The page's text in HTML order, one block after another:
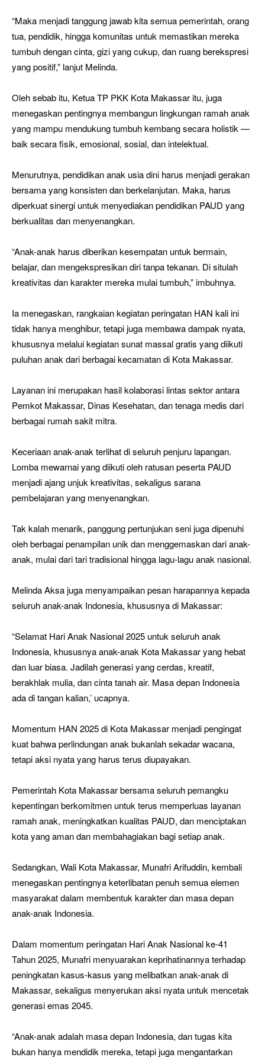
“Maka menjadi tanggung jawab kita semua pemerintah, orang
tua, pendidik, hingga komunitas untuk memastikan mereka
tumbuh dengan cinta, gizi yang cukup, dan ruang berekspresi
yang positif,” lanjut Melinda.
Oleh sebab itu, Ketua TP PKK Kota Makassar itu, juga
menegaskan pentingnya membangun lingkungan ramah anak
yang mampu mendukung tumbuh kembang secara holistik —
baik secara fisik, emosional, sosial, dan intelektual.
Menurutnya, pendidikan anak usia dini harus menjadi gerakan
bersama yang konsisten dan berkelanjutan. Maka, harus
diperkuat sinergi untuk menyediakan pendidikan PAUD yang
berkualitas dan menyenangkan.
“Anak-anak harus diberikan kesempatan untuk bermain,
belajar, dan mengekspresikan diri tanpa tekanan. Di situlah
kreativitas dan karakter mereka mulai tumbuh,” imbuhnya.
Ia menegaskan, rangkaian kegiatan peringatan HAN kali ini
tidak hanya menghibur, tetapi juga membawa dampak nyata,
khususnya melalui kegiatan sunat massal gratis yang diikuti
puluhan anak dari berbagai kecamatan di Kota Makassar.
Layanan ini merupakan hasil kolaborasi lintas sektor antara
Pemkot Makassar, Dinas Kesehatan, dan tenaga medis dari
berbagai rumah sakit mitra.
Keceriaan anak-anak terlihat di seluruh penjuru lapangan.
Lomba mewarnai yang diikuti oleh ratusan peserta PAUD
menjadi ajang unjuk kreativitas, sekaligus sarana
pembelajaran yang menyenangkan.
Tak kalah menarik, panggung pertunjukan seni juga dipenuhi
oleh berbagai penampilan unik dan menggemaskan dari anak-
anak, mulai dari tari tradisional hingga lagu-lagu anak nasional.
Melinda Aksa juga menyampaikan pesan harapannya kepada
seluruh anak-anak Indonesia, khususnya di Makassar:
“Selamat Hari Anak Nasional 2025 untuk seluruh anak
Indonesia, khususnya anak-anak Kota Makassar yang hebat
dan luar biasa. Jadilah generasi yang cerdas, kreatif,
berakhlak mulia, dan cinta tanah air. Masa depan Indonesia
ada di tangan kalian,’ ucapnya.
Momentum HAN 2025 di Kota Makassar menjadi pengingat
kuat bahwa perlindungan anak bukanlah sekadar wacana,
tetapi aksi nyata yang harus terus diupayakan.
Pemerintah Kota Makassar bersama seluruh pemangku
kepentingan berkomitmen untuk terus memperluas layanan
ramah anak, meningkatkan kualitas PAUD, dan menciptakan
kota yang aman dan membahagiakan bagi setiap anak.
Sedangkan, Wali Kota Makassar, Munafri Arifuddin, kembali
menegaskan pentingnya keterlibatan penuh semua elemen
masyarakat dalam membentuk karakter dan masa depan
anak-anak Indonesia.
Dalam momentum peringatan Hari Anak Nasional ke-41
Tahun 2025, Munafri menyuarakan keprihatinannya terhadap
peningkatan kasus-kasus yang melibatkan anak-anak di
Makassar, sekaligus menyerukan aksi nyata untuk mencetak
generasi emas 2045.
“Anak-anak adalah masa depan Indonesia, dan tugas kita
bukan hanya mendidik mereka, tetapi juga mengantarkan